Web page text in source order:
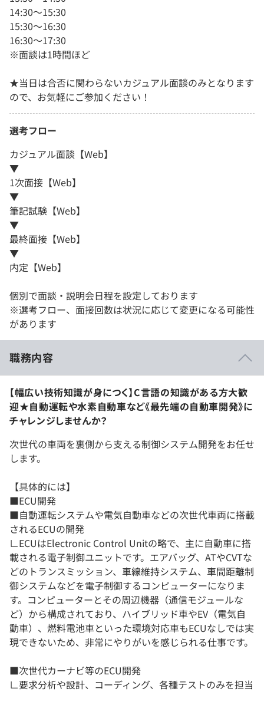
14:30～15:30
15:30～16:30
16:30～17:30
※面談は1時間ほど
★当日は合否に関わらないカジュアル面談のみとなります
ので、お気軽にご参加ください！
選考フロー
カジュアル面談【Web】
▼
1次面接【Web】
▼
筆記試験【Web】
▼
最終面接【Web】
▼
内定【Web】
個別で面談・説明会日程を設定しております
※選考フロー、面接回数は状況に応じて変更になる可能性
があります
職務内容
【幅広い技術知識が身につく】C言語の知識がある方大歓
迎★自動運転や水素自動車など《最先端の自動車開発》に
チャレンジしませんか？
次世代の車両を裏側から支える制御システム開発をお任せ
します。
【具体的には】
■ECU開発
■自動運転システムや電気自動車などの次世代車両に搭載
されるECUの開発
∟ECUはElectronic Control Unitの略で、主に自動車に搭
載される電子制御ユニットです。エアバッグ、ATやCVTな
どのトランスミッション、車線維持システム、車間距離制
御システムなどを電子制御するコンピューターになりま
す。コンピューターとその周辺機器（通信モジュールな
ど）から構成されており、ハイブリッド車やEV（電気自
動車）、燃料電池車といった環境対応車もECUなしでは実
現できないため、非常にやりがいを感じられる仕事です。
■次世代カーナビ等のECU開発
∟要求分析や設計、コーディング、各種テストのみを担当